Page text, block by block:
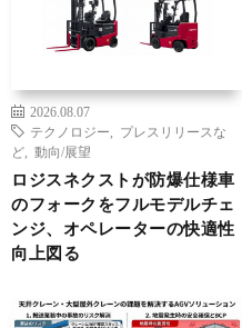
2026.08.07
テクノロジー
プレスリリースな
ど
動向/展望
ロジスネクストが防爆仕様車
のフォークをフルモデルチェ
ンジ、オペレーターの快適性
向上図る